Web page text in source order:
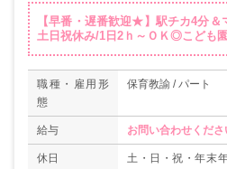
【早番・遅番歓迎★】駅チカ4分＆
土日祝休み/1日2ｈ～ＯＫ◎こども
職種・雇用形
態
保育教諭 / パート
給与 お問い合わせくださ
休日
土・日・祝・年末